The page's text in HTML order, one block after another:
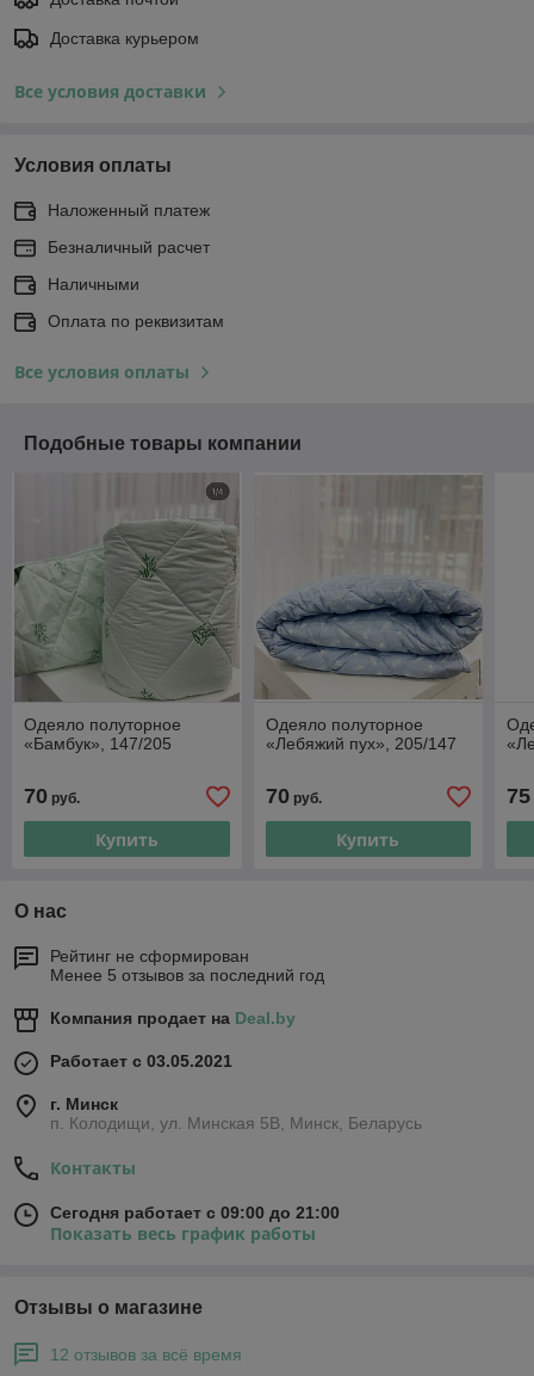
Доставка курьером
Все условия доставки
Условия оплаты
Наложенный платеж
Безналичный расчет
Наличными
Оплата по реквизитам
Все условия оплаты
Подобные товары компании
Одеяло полуторное
«Бамбук», 147/205
70 руб.
Купить
Одеяло полуторное
«Лебяжий пух», 205/147
70руб.
Купить
75
О нас
Рейтинг не сформирован
Менее 5 отзывов за последний год
Компания продает на Deal.by
Работает с 03.05.2021
г. Минск
п. Колодищи, ул. Минская 5В, Минск, Беларусь
Контакты
Сегодня работает с 09:00 до 21:00
Показать весь график работы
Отзывы о магазине
12 отзывов за всё время